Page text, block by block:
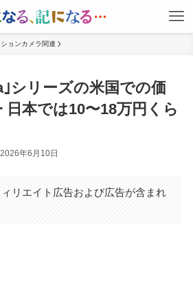
ョンカメラ関連
シリーズの米国での価
日本では10〜18万円くら
2026年6月10日
リエイト広告および広告が含まれ